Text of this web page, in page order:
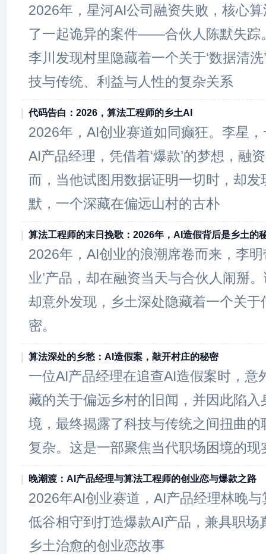
2026年，星河AI公司融资失败，核心
了一起诡异的案件——合伙人陈默失踪
李川发现村里隐藏着一个关于‘数据清
技与传统、利益与人性的复杂关系
代码告白：2026，算法工程师的乡土AI
2026年，AI创业赛道如同癫狂。李星
AI产品经理，凭借着‘爆款’的梦想，融
而，当他试图用数据证明一切时，却发
默，一个深藏在偏远山村的古朴
算法工程师的末日挽歌：2026年，AI造假背后是乡土的
2026年，AI创业的浪潮席卷而来，李明
业’产品，却在融资当天与合伙人闹掰
却意外发现，乡土深处隐藏着一个关于
密。
算法深处的乡愁：AI造假案，敲开村庄的秘密
一位AI产品经理在追查AI造假案时，意
藏的关于偏远乡村的旧闻，并因此陷入
境，最终揭露了科技与传统之间扭曲的
复杂。这是一部聚焦当代职场困境的现
晚潮渡：AI产品经理与算法工程师的创业恋与爆款之路
2026年AI创业赛道，AI产品经理林晚
低谷相守到打造爆款AI产品，兼具职场
乡土治愈的创业恋故事